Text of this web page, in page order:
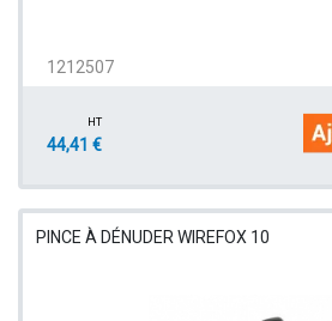
1212507
HT
44,41 €
PINCE À DÉNUDER WIREFOX 10